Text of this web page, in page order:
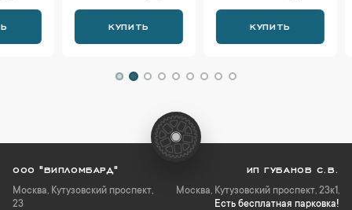
ООО "ВИПЛОМБАРД"
Москва, Кутузовский проспект,
23
ИП ГУБАНОВ С.В.
Москва, Кутузовский проспект, 23к1,
Есть бесплатная парковка!